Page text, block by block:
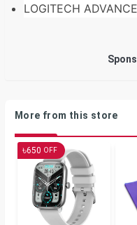
LOGITECH
More from this store
৳650 OFF